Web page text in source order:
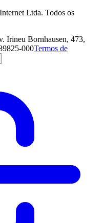
Ltda. Todos os
Irineu Bornhausen, 473,
000Termos de